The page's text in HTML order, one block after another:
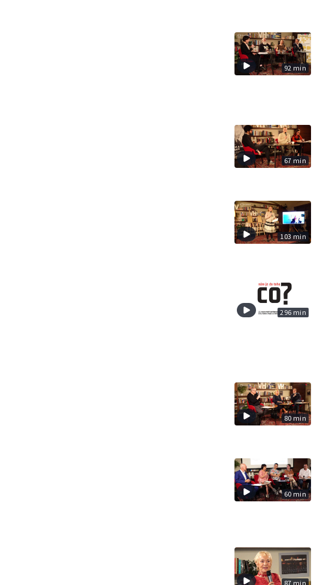
92 min
67 min
103 min
296 min
80 min
60 min
87 min